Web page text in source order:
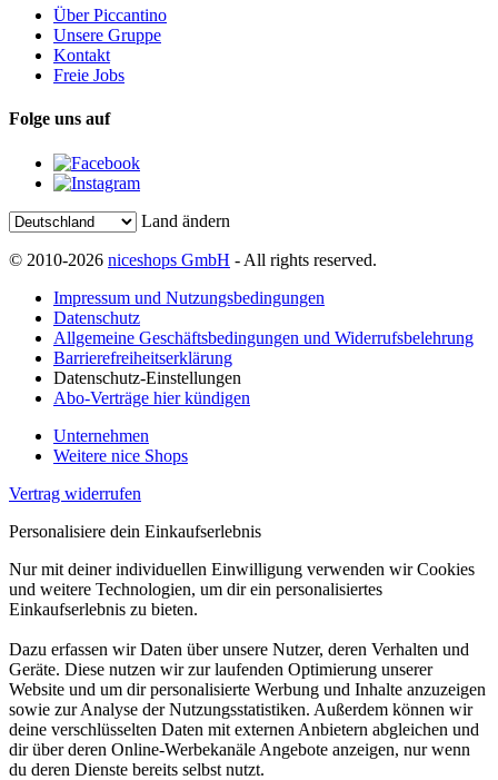
Über Piccantino
Unsere Gruppe
Kontakt
Freie Jobs
Folge uns auf
Land ändern
© 2010-2026 niceshops GmbH - All rights reserved.
Impressum und Nutzungsbedingungen
Datenschutz
Allgemeine Geschäftsbedingungen und Widerrufsbelehrung
Barrierefreiheitserklärung
Datenschutz-Einstellungen
Abo-Verträge hier kündigen
Unternehmen
Weitere nice Shops
Vertrag widerrufen
Personalisiere dein Einkaufserlebnis
Nur mit deiner individuellen Einwilligung verwenden wir Cookies
und weitere Technologien, um dir ein personalisiertes
Einkaufserlebnis zu bieten.
Dazu erfassen wir Daten über unsere Nutzer, deren Verhalten und
Geräte. Diese nutzen wir zur laufenden Optimierung unserer
Website und um dir personalisierte Werbung und Inhalte anzuzeigen
sowie zur Analyse der Nutzungsstatistiken. Außerdem können wir
deine verschlüsselten Daten mit externen Anbietern abgleichen und
dir über deren Online-Werbekanäle Angebote anzeigen, nur wenn
du deren Dienste bereits selbst nutzt.